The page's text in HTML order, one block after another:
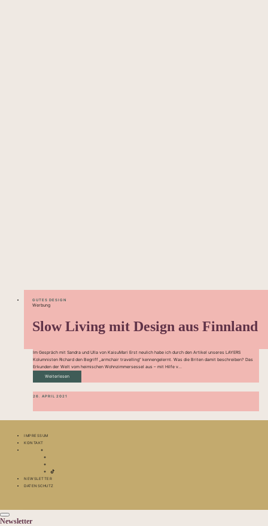
GUTES DESIGN
Werbung
Slow Living mit Design aus Finnland
Im Gespräch mit Sandra und Ulla von KaisuMari Erst neulich habe ich durch den Artikel unseres LAYERS
Kolumnisten Richard den Begriff „armchair travelling“ kennengelernt. Was die Briten damit beschreiben? Das
Erkunden der Welt vom heimischen Wohnzimmersessel aus – mit Hilfe v...
Weiterlesen
26. APRIL 2021
IMPRESSUM
KONTAKT
NEWSLETTER
DATENSCHUTZ
Newsletter